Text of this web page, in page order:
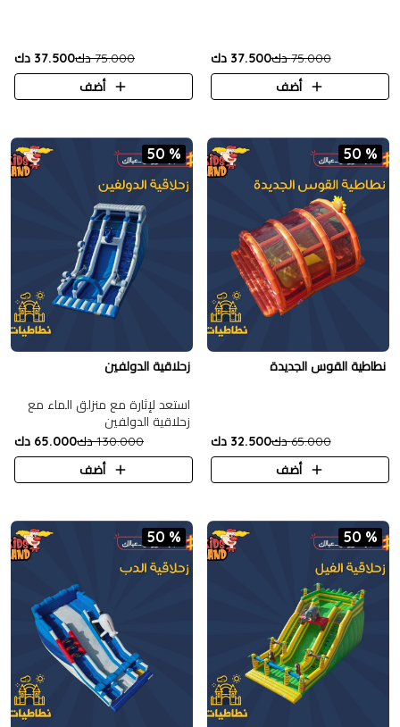
75.000 دك
37.500 دك
أضف
75.000 دك
37.500 دك
أضف
50 %
نطاطية القوس الجديدة
65.000 دك
32.500 دك
أضف
50 %
زحلاقية الدولفين
استعد لإثارة مع منزلق الماء مع
زحلاقية الدولفين
130.000 دك
65.000 دك
أضف
50 %
50 %